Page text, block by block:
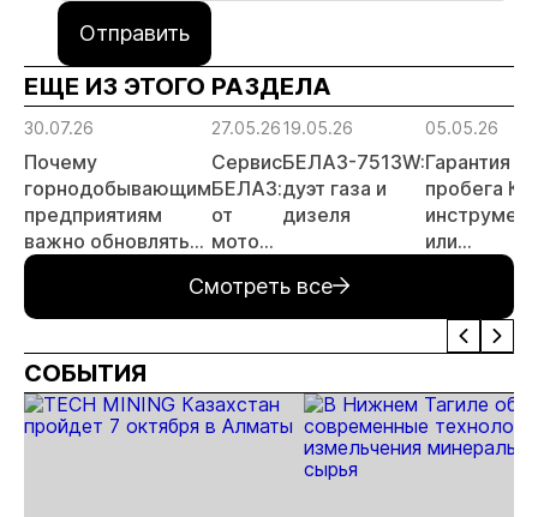
Отправить
ЕЩЕ ИЗ ЭТОГО РАЗДЕЛА
30.07.26
Почему
горнодобывающим
предприятиям
важно обновлять
водительские
спецтехнике
27.05.26
Сервис
БЕЛАЗ:
от
мотора
колеса
19.05.26
БЕЛАЗ-7513W:
дуэт газа и
дизеля
05.05.26
Гарантия
пробега
инструмент
или
иллюзия?
важнее
Смотреть все
СОБЫТИЯ